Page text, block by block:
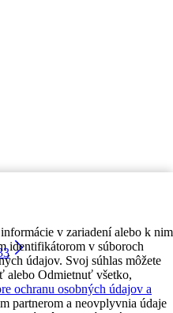
v zariadení alebo k nim
identifikátorom v súboroch
údajov. Svoj súhlas môžete
Odmietnuť všetko,
ochranu osobných údajov a
partnerom a neovplyvnia údaje